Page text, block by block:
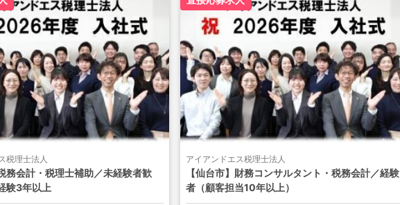
税理士法人
務会計・税理士補助／未経験者歓
験3年以上
アイアンドエス税理士法人
【仙台市】財務コンサルタント・税務会計／経験
者（顧客担当10年以上）